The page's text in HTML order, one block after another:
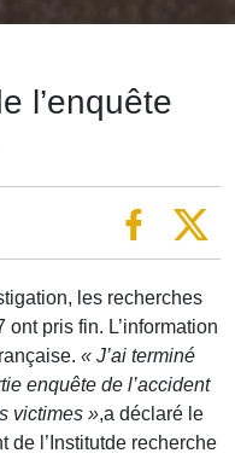
l’enquête
les recherches
pris fin. L’information
« J’ai terminé
enquête de l’accident
victimes »,a déclaré le
de l’Institutde recherche